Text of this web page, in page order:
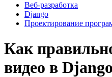
Веб-разработка
Django
Проектирование
Как
видео в